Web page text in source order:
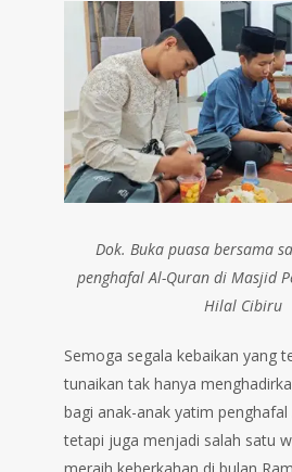
Dok. Buka puasa bersama
penghafal Al-Quran di Masjid
Hilal Cibiru
Semoga segala kebaikan yang
tunaikan tak hanya
bagi anak-anak yatim penghafal
tetapi juga menjadi salah satu